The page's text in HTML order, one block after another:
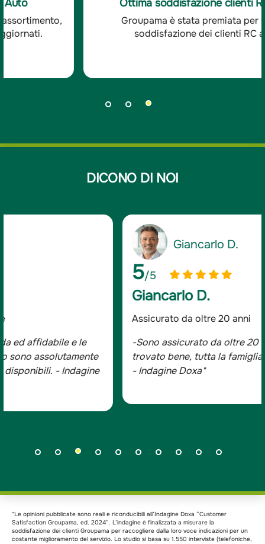
Ottima soddisfazione clienti RC Auto
Groupama è stata premiata per l'ottima
soddisfazione dei clienti RC auto.
DICONO DI NOI
Assicurato da oltre 20 anni
-Sono assicurato da oltre 20 anni e mi sono sempre
trovato bene, tutta la famiglia è con Groupama.
- Indagine Doxa*
*Le opinioni pubblicate sono reali e riconducibili all’Indagine Doxa “Customer
Satisfaction Groupama, ed. 2024”. L’indagine è finalizzata a misurare la
soddisfazione dei clienti Groupama per raccogliere dalla loro voce indicazioni per un
costante miglioramento del servizio. Lo studio si basa su 1.550 interviste (telefoniche,